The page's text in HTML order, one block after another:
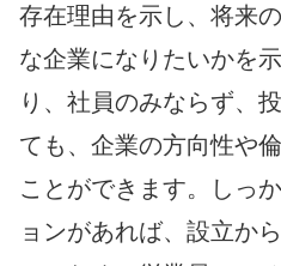
存在理由を示し、将来
な企業になりたいかを
り、社員のみならず、
ても、企業の方向性や
ことができます。しっ
ョンがあれば、設立か